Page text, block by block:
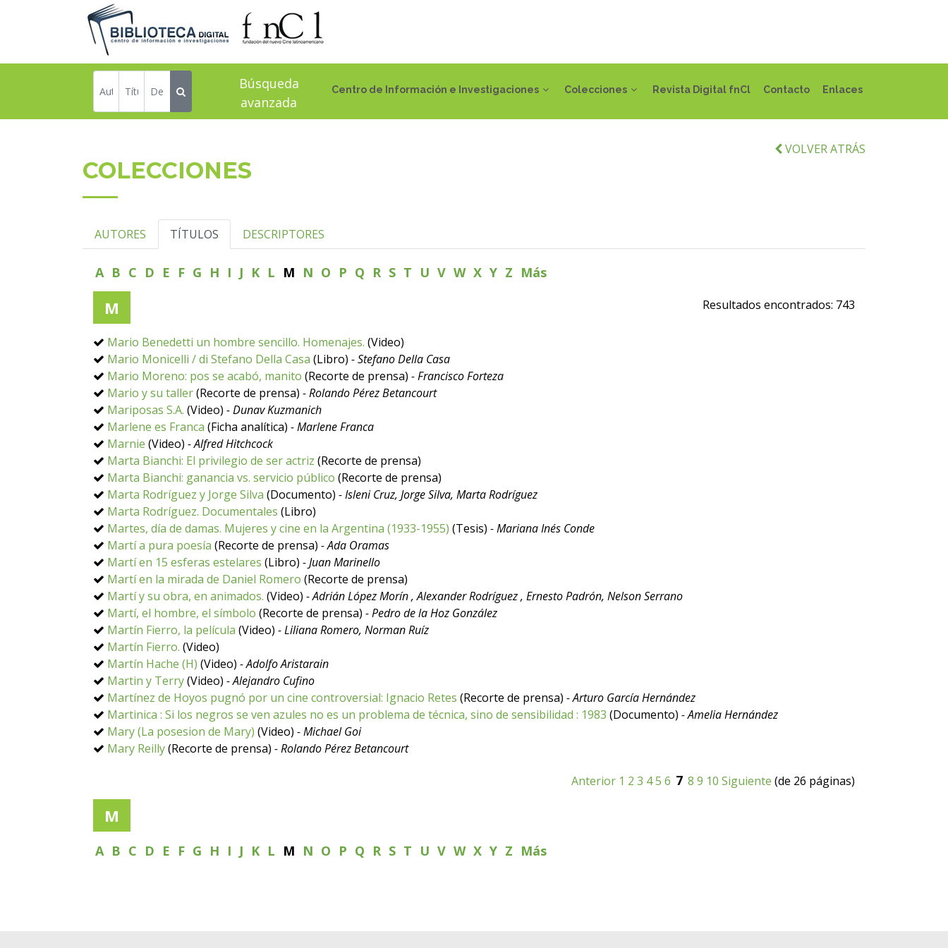
Centro de Información e Investigaciones Colecciones Revista Digital fnCl Contacto Enlaces
Búsqueda
avanzada
VOLVER ATRÁS
COLECCIONES
AUTORES TÍTULOS DESCRIPTORES
A B C D E F G H I J K L M N O P Q R S T U V W X Y Z Más
M Resultados encontrados: 743
Mario Benedetti un hombre sencillo. Homenajes. (Video)
Mario Monicelli / di Stefano Della Casa (Libro) - Stefano Della Casa
Mario Moreno: pos se acabó, manito (Recorte de prensa) - Francisco Forteza
Mario y su taller(Recorte de prensa) - Rolando Pérez Betancourt
Mariposas S.A. (Video) - Dunav Kuzmanich
Marlene es Franca (Ficha analítica) - Marlene Franca
Marnie (Video) - Alfred Hitchcock
Marta Bianchi: El privilegio de ser actriz (Recorte de prensa)
Marta Bianchi: ganancia vs. servicio público (Recorte de prensa)
Marta Rodríguez y Jorge Silva (Documento) - Isleni Cruz, Jorge Silva, Marta Rodríguez
Marta Rodríguez. Documentales (Libro)
Martes, día de damas. Mujeres y cine en la Argentina (1933-1955) (Tesis) - Mariana Inés Conde
Martí a pura poesía (Recorte de prensa) - Ada Oramas
Martí en 15 esferas estelares (Libro) - Juan Marinello
Martí en la mirada de Daniel Romero (Recorte de prensa)
Martí y su obra, en animados. (Video) - Adrián López Morín , Alexander Rodríguez , Ernesto Padrón, Nelson Serrano
Martí, el hombre, el símbolo (Recorte de prensa) - Pedro de la Hoz González
Martín Fierro, la película (Video) - Liliana Romero, Norman Ruíz
Martín Fierro. (Video)
Martín Hache (H) (Video) - Adolfo Aristarain
Martin y Terry(Video) - Alejandro Cufino
Martínez de Hoyos pugnó por un cine controversial: Ignacio Retes (Recorte de prensa) - Arturo García Hernández
Martinica : Si los negros se ven azules no es un problema de técnica, sino de sensibilidad : 1983 (Documento) - Amelia Hernández
Mary (La posesion de Mary) (Video) - Michael Goi
Mary Reilly(Recorte de prensa) - Rolando Pérez Betancourt
Anterior 1 2 3 45 6 7 8 9 10 Siguiente (de 26 páginas)
M
A B C D E F G H I J K L M N O P Q R S T U V W X Y Z Más